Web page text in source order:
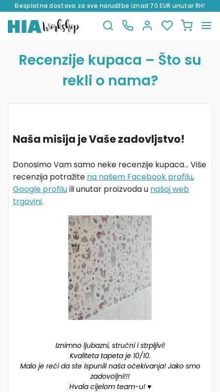
Besplatna dostava za sve narudžbe iznad 70 EUR unutar RH!
navigaciju
sadržaja
Recenzije kupaca – Što su
rekli o nama?
Naša misija je Vaše zadovljstvo!
Donosimo Vam samo neke recenzije kupaca… Više
recenzija potražite na našem Facebook profilu,
Google profiluili unutar proizvoda u našoj web
trgovini.
Iznimno ljubazni, stručni i strpljivi!
Kvaliteta tapeta je 10/10.
Malo je reći da ste ispunili naša očekivanja! Jako smo
zadovoljni!!!
Hvala cijelom team-u! ♥️